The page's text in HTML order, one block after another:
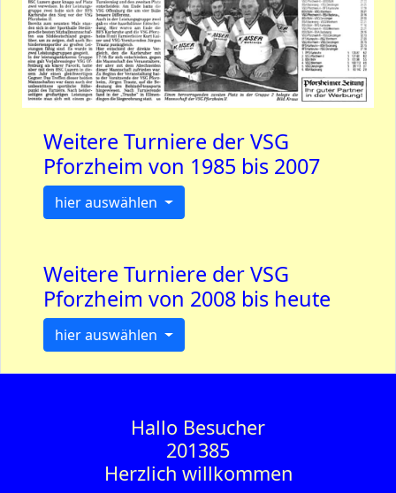
Weitere Turniere der VSG
Pforzheim von 1985 bis 2007
hier auswählen
Weitere Turniere der VSG
Pforzheim von 2008 bis heute
hier auswählen
Hallo Besucher
201385
Herzlich willkommen